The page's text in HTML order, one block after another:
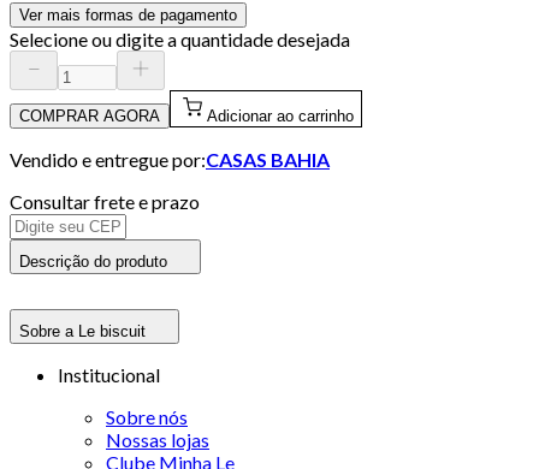
Ver mais formas de pagamento
Selecione ou digite a quantidade desejada
COMPRAR AGORA Adicionar ao carrinho
Vendido e entregue por:CASAS BAHIA
Consultar frete e prazo
Descrição do produto
Sobre a Le biscuit
Institucional
Sobre nós
Nossas lojas
Clube Minha Le